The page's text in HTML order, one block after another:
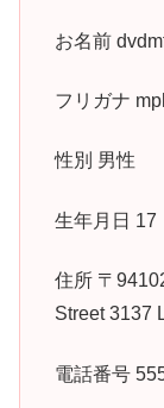
お名前
フリガナ
性別 男性
生年月日 17
住所 〒
Street 3137
電話番号